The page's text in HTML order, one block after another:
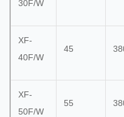
30F/W
XF-
40F/W
45
XF-
50F/W
55